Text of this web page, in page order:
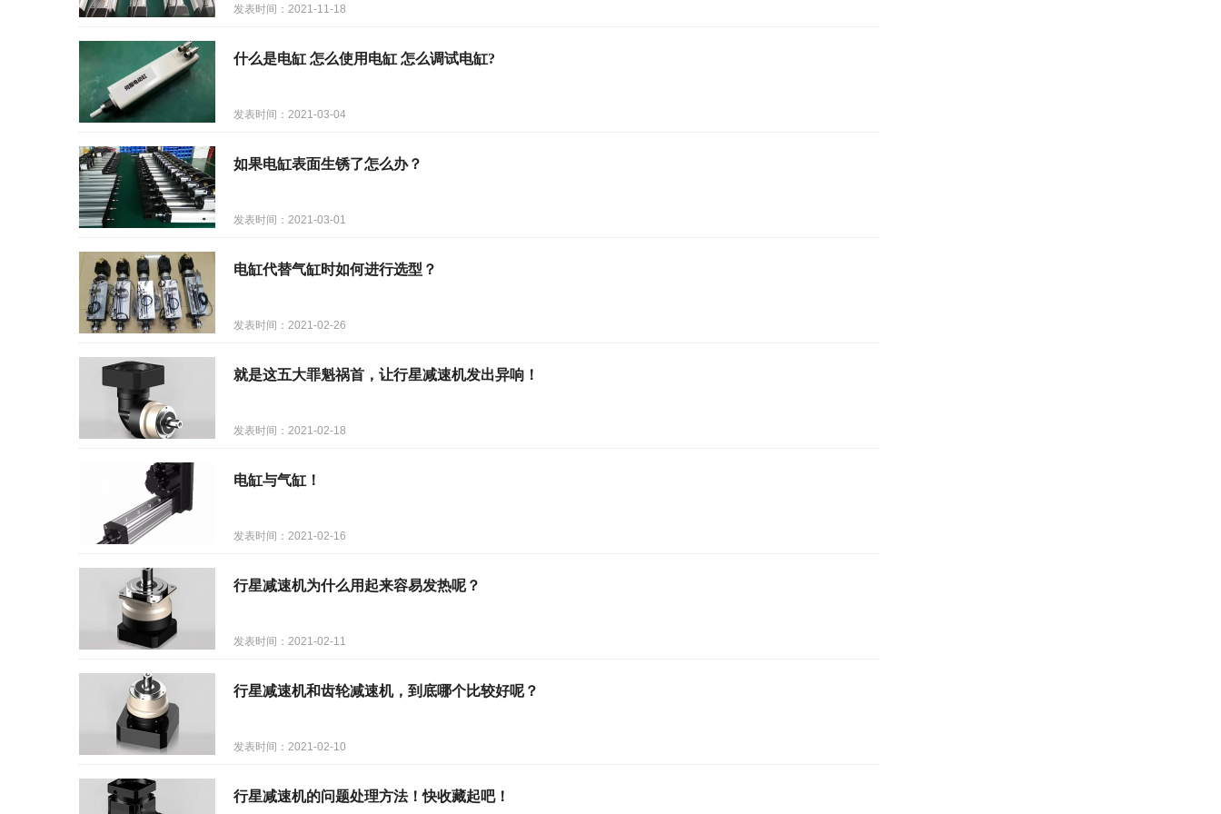
发表时间：2021-11-18
什么是电缸 怎么使用电缸 怎么调试电缸?
发表时间：2021-03-04
如果电缸表面生锈了怎么办？
发表时间：2021-03-01
电缸代替气缸时如何进行选型？
发表时间：2021-02-26
就是这五大罪魁祸首，让行星减速机发出异响！
发表时间：2021-02-18
电缸与气缸！
发表时间：2021-02-16
行星减速机为什么用起来容易发热呢？
发表时间：2021-02-11
行星减速机和齿轮减速机，到底哪个比较好呢？
发表时间：2021-02-10
行星减速机的问题处理方法！快收藏起吧！